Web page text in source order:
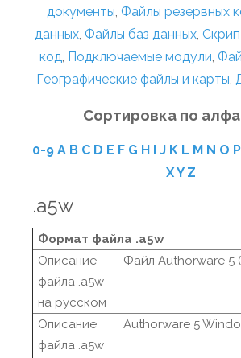
документы, Файлы резервных
данных, Файлы баз данных,
код, Подключаемые модули,
Географические файлы и карты,
Сортировка по
0-9 A B C D E F G H I J K L M N O P
XY Z
.a5w
Формат файла .a5w
Описание
файла .a5w
на русском
Файл Authorware 5
Описание
файла .a5w
Authorware 5